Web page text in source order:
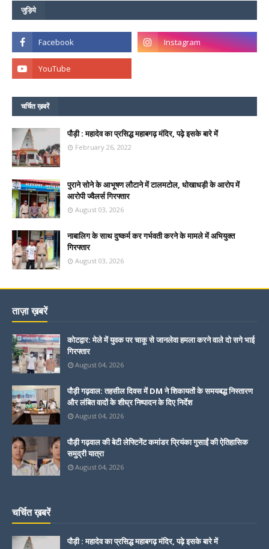
जुड़िये
चर्चित ख़बरें
पौड़ी : महादेव का प्रसिद्ध महाबगढ़ मंदिर, पढ़े इसके बारे में
February 26, 2022
पुराने सोने के आभूषण लौटाने में टालमटोल, धोखाधड़ी के आरोप में
आरोपी ज्वैलर्स गिरफ्तार
August 03, 2026
नाबालिग के साथ दुष्कर्म कर गर्भवती करने के मामले में अभियुक्त
गिरफ्तार
August 03, 2026
ताज़ा ख़बरें
कोटद्वार: मेले में युवक पर चाकू से जानलेवा हमला करने वाले दो सगे भाई
गिरफ्तार
August 04, 2026
पौड़ी गढ़वाल: तहसील दिवस में DM ने शिकायतों के समयबद्ध निस्तारण
और लंबित वादों के शीघ्र निष्पादन के दिए निर्देश
August 04, 2026
पौड़ी गढ़वाल की बेटी लेफ्टिनेंट कमांडर प्रियंका गुसाईं की ऐतिहासिक
समुद्री यात्रा
August 04, 2026
चर्चित ख़बरें
पौड़ी : महादेव का प्रसिद्ध महाबगढ़ मंदिर, पढ़े इसके बारे में